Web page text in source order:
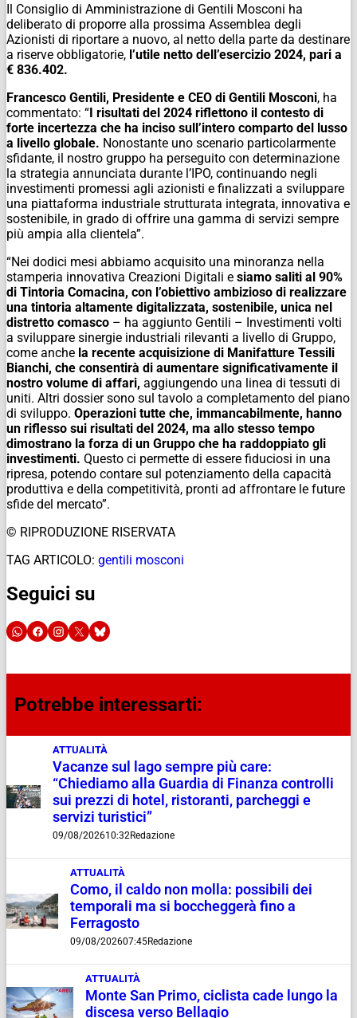
Il Consiglio di Amministrazione di Gentili Mosconi ha
deliberato di proporre alla prossima Assemblea degli
Azionisti di riportare a nuovo, al netto della parte da destinare
a riserve obbligatorie, l’utile netto dell’esercizio 2024, pari a
€ 836.402.
Francesco Gentili, Presidente e CEO di Gentili Mosconi, ha
commentato: “I risultati del 2024 riflettono il contesto di
forte incertezza che ha inciso sull’intero comparto del lusso
a livello globale. Nonostante uno scenario particolarmente
sfidante, il nostro gruppo ha perseguito con determinazione
la strategia annunciata durante l’IPO, continuando negli
investimenti promessi agli azionisti e finalizzati a sviluppare
una piattaforma industriale strutturata integrata, innovativa e
sostenibile, in grado di offrire una gamma di servizi sempre
più ampia alla clientela”.
“Nei dodici mesi abbiamo acquisito una minoranza nella
stamperia innovativa Creazioni Digitali e siamo saliti al 90%
di Tintoria Comacina, con l’obiettivo ambizioso di realizzare
una tintoria altamente digitalizzata, sostenibile, unica nel
distretto comasco – ha aggiunto Gentili – Investimenti volti
a sviluppare sinergie industriali rilevanti a livello di Gruppo,
come anche la recente acquisizione di Manifatture Tessili
Bianchi, che consentirà di aumentare significativamente il
nostro volume di affari, aggiungendo una linea di tessuti di
uniti. Altri dossier sono sul tavolo a completamento del piano
di sviluppo. Operazioni tutte che, immancabilmente, hanno
un riflesso sui risultati del 2024, ma allo stesso tempo
dimostrano la forza di un Gruppo che ha raddoppiato gli
investimenti. Questo ci permette di essere fiduciosi in una
ripresa, potendo contare sul potenziamento della capacità
produttiva e della competitività, pronti ad affrontare le future
sfide del mercato”.
© RIPRODUZIONE RISERVATA
TAG ARTICOLO: gentili mosconi
Seguici su
Potrebbe interessarti:
ATTUALITÀ
Vacanze sul lago sempre più care:
“Chiediamo alla Guardia di Finanza controlli
sui prezzi di hotel, ristoranti, parcheggi e
servizi turistici”
09/08/202610:32Redazione
ATTUALITÀ
Como, il caldo non molla: possibili dei
temporali ma si boccheggerà fino a
Ferragosto
09/08/202607:45Redazione
ATTUALITÀ
Monte San Primo, ciclista cade lungo la
discesa verso Bellagio